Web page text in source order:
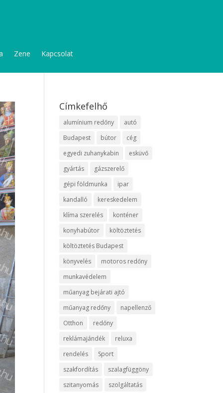
Zene Kapcsolat
Címkefelhő
alumínium redőny
autó
Budapest
bútor
cég
egyedi zuhanykabin
esküvő
gyártás
gázszerelő
gépi földmunka
ipar
kandalló
kereskedelem
klíma szerelés
konténer
konyhabútor
költöztetés
költöztetés Budapest
könyvelés
motoros redőny
munkavédelem
műanyag bejárati ajtó
műanyag redőny
napellenző
Otthon
redőny
reklámajándék
reluxa
rendelés
Sport
szakfordítás
szalagfüggöny
szitanyomás
szolgáltatás